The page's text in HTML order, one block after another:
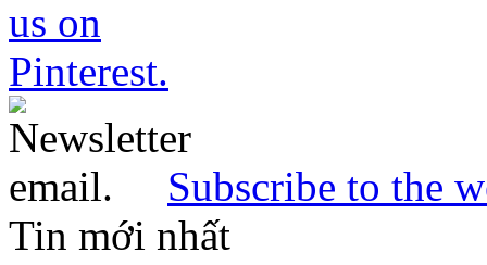
Subscribe to the
Tin mới nhất